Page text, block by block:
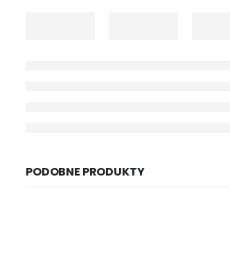
PODOBNE PRODUKTY